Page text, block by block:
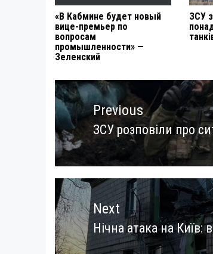
«В Кабмине будет новый
вице-премьер по
вопросам
промышленности» —
Зеленский
ЗСУ
Навигация
по
записямPrevious
Previous
post:
ЗСУ розповіли про
Next
Next
Нічна атака на Київ: